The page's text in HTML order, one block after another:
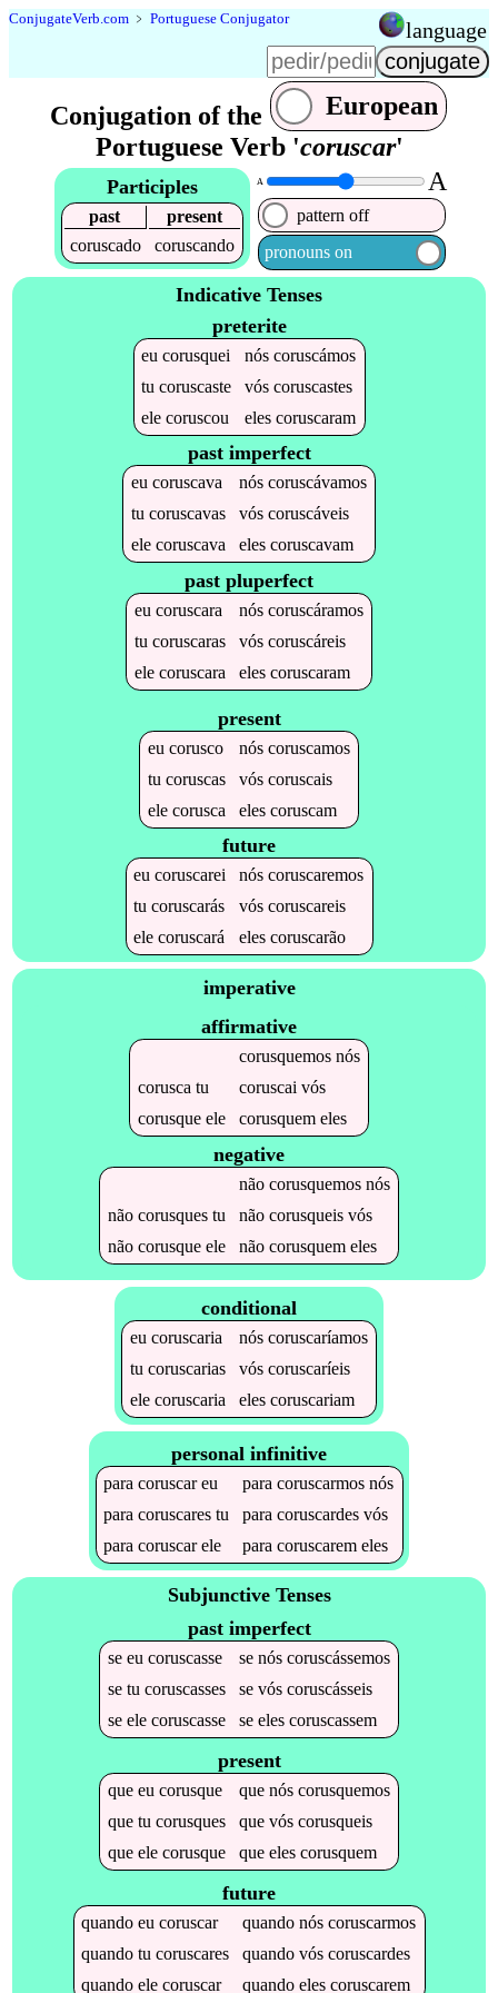
ConjugateVerb.com ﹥ Portuguese Conjugator language
Conjugation of the
European
Portuguese Verb 'coruscar'
Participles
past
present
coruscado
coruscando
A A
pattern off
pronouns on
Indicative Tenses
preterite
eucorusquei nóscoruscámos
tucoruscaste vóscoruscastes
elecoruscou elescoruscaram
past imperfect
eu coruscava nós coruscávamos
tu coruscavas vós coruscáveis
ele coruscava eles coruscavam
past pluperfect
eu coruscara nós coruscáramos
tu coruscaras vós coruscáreis
ele coruscara eles coruscaram
present
eu corusco nós coruscamos
tu coruscas vós coruscais
ele corusca eles coruscam
future
eucoruscarei nóscoruscaremos
tucoruscarás vóscoruscareis
elecoruscará elescoruscarão
imperative
affirmative
corusquemosnós
corusca tu coruscai vós
corusqueele corusquemeles
negative
não corusquemosnós
não corusquestu não corusqueisvós
não corusqueele não corusquemeles
conditional
eu coruscaria nós coruscaríamos
tu coruscarias vós coruscaríeis
ele coruscaria eles coruscariam
personal infinitive
paracoruscareu paracoruscarmos nós
paracoruscares tu paracoruscardes vós
paracoruscarele paracoruscarem eles
Subjunctive Tenses
past imperfect
se eu coruscasse se nós coruscássemos
se tu coruscasses se vós coruscásseis
se ele coruscasse se eles coruscassem
present
que eu corusque que nós corusquemos
que tu corusques que vós corusqueis
que ele corusque que eles corusquem
future
quandoeucoruscar quandonóscoruscarmos
quandotucoruscares quandovóscoruscardes
quandoelecoruscar quandoelescoruscarem